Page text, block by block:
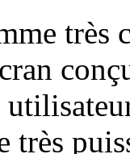
très
très